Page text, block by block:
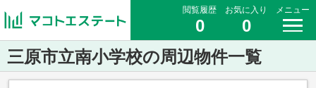
閲覧履歴
0
お気に入り
0
メニュー
三原市立南小学校の周辺物件一覧